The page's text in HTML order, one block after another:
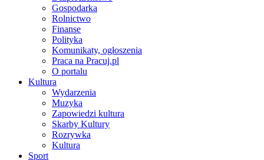
Gospodarka
Rolnictwo
Finanse
Polityka
Komunikaty, ogłoszenia
Praca na Pracuj.pl
O portalu
Kultura
Wydarzenia
Muzyka
Zapowiedzi kultura
Skarby Kultury
Rozrywka
Kultura
Sport